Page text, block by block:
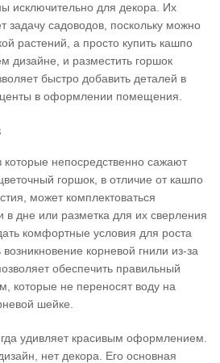
исключительно для декора. Их
задачу садоводов, поскольку можно
растений, а просто купить кашпо
дизайне, и разместить горшок
быстро добавить деталей в
в оформлении помещения.
которые непосредственно сажают
горшок, в отличие от кашпо
может комплектоваться
в дне или разметка для их сверления
комфортные условия для роста
корневой гнили из-за
обеспечить правильный
которые не переносят воду на
шейке.
удивляет красивым оформлением.
нет декора. Его основная